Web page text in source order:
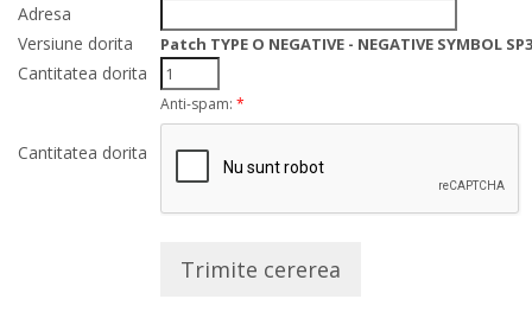
Adresa
Versiune dorita
Patch TYPE O NEGATIVE - NEGATIVE SYMBOL
Cantitatea dorita
Cantitatea dorita
Anti-spam: *
Trimite cererea